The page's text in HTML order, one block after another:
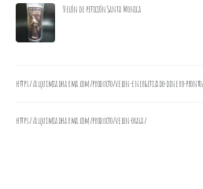
Velón de petición Santa Monica
https://alquimiadharma.com/producto/velon-energetizado-dinero-
https://alquimiadharma.com/producto/velon-oxala/